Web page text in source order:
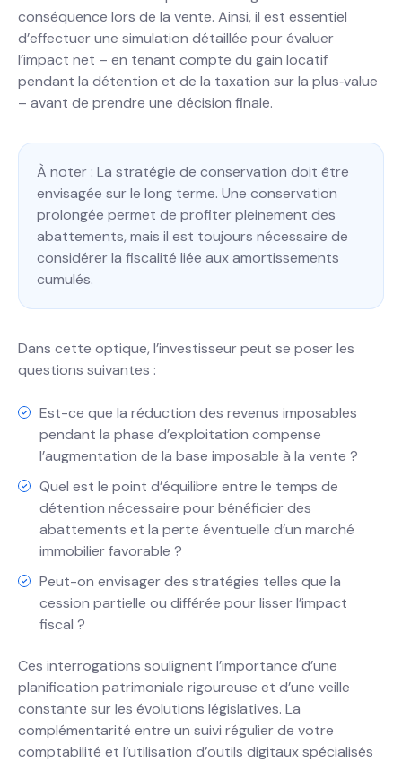
conséquence lors de la vente. Ainsi, il est essentiel
d’effectuer une simulation détaillée pour évaluer
l’impact net – en tenant compte du gain locatif
pendant la détention et de la taxation sur la plus‐value
– avant de prendre une décision finale.
À noter : La stratégie de conservation doit être
envisagée sur le long terme. Une conservation
prolongée permet de profiter pleinement des
abattements, mais il est toujours nécessaire de
considérer la fiscalité liée aux amortissements
cumulés.
Dans cette optique, l’investisseur peut se poser les
questions suivantes :
Est-ce que la réduction des revenus imposables
pendant la phase d’exploitation compense
l’augmentation de la base imposable à la vente ?
Quel est le point d’équilibre entre le temps de
détention nécessaire pour bénéficier des
abattements et la perte éventuelle d’un marché
immobilier favorable ?
Peut-on envisager des stratégies telles que la
cession partielle ou différée pour lisser l’impact
fiscal ?
Ces interrogations soulignent l’importance d’une
planification patrimoniale rigoureuse et d’une veille
constante sur les évolutions législatives. La
complémentarité entre un suivi régulier de votre
comptabilité et l’utilisation d’outils digitaux spécialisés